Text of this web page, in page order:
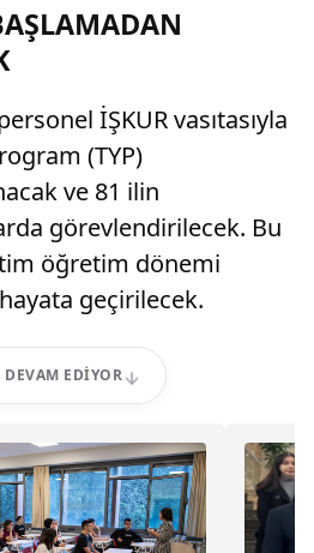
İŞKUR vasıtasıyla
(TYP)
ve 81 ilin
görevlendirilecek. Bu
öğretim dönemi
geçirilecek.
DEVAM EDIYOR